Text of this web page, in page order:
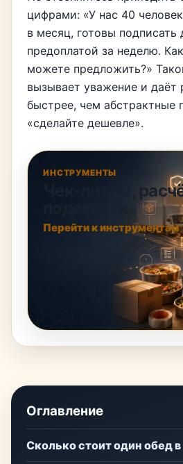
цифрами: «У нас 40
в месяц, готовы подписать
предоплатой за неделю.
можете предложить?»
вызывает уважение и даёт
быстрее, чем абстрактные
«сделайте дешевле».
ИНСТРУМЕНТЫ
Чек-листы,
Перейти к
Оглавление
Сколько стоит один обед